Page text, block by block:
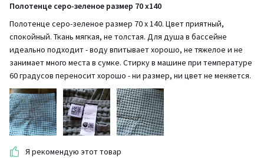
Полотенце серо-зеленое размер 70 х140
Полотенце серо-зеленое размер 70 х 140. Цвет приятный,
спокойный. Ткань мягкая, не толстая. Для душа в бассейне
идеально подходит - воду впитывает хорошо, не тяжелое и не
занимает много места в сумке. Стирку в машине при температуре
60 градусов переносит хорошо - ни размер, ни цвет не меняется.
Я рекомендую этот товар